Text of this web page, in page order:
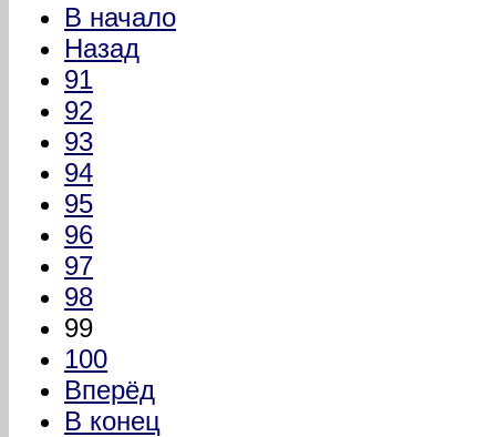
В начало
Назад
91
92
93
94
95
96
97
98
99
100
Вперёд
В конец